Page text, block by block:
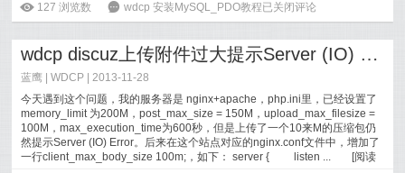
ė 127 浏览数 6 wdcp 安装MySQL_PDO教程已关闭评论
wdcp discuz上传附件过大提示Server (IO) Error的解决方法
蓝鹰 |WDCP | 2013-11-28
今天遇到这个问题，我的服务器是 nginx+apache，php.ini里，已经设置了
memory_limit 为200M，post_max_size = 150M，upload_max_filesize =
100M，max_execution_time为600秒，但是上传了一个10来M的压缩包仍
然提示Server (IO) Error。后来在这个站点对应的nginx.conf文件中，增加了
一行client_max_body_size 100m;，如下： server { listen ...
[阅读